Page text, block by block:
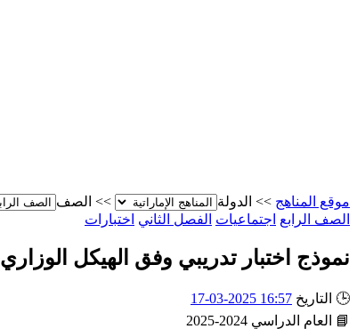
موقع المناهج >> الدولة >> الصف
الصف الرابع اجتماعيات الفصل الثاني اختبارات
نموذج اختبار تدريبي وفق الهيكل الوزاري
🕒 التاريخ 16:57 2025-03-17
📘
العام الدراسي 2024-2025